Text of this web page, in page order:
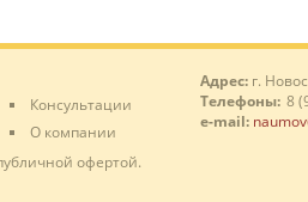
Консультации
О компании
офертой.
Адрес: г.
Телефоны: 8
e-mail: